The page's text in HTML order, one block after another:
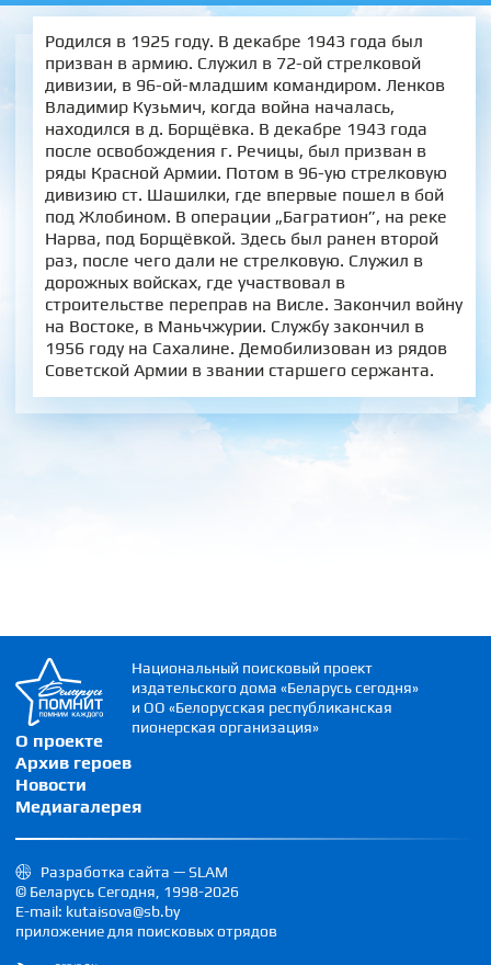
Родился в 1925 году. В декабре 1943 года был
призван в армию. Служил в 72-ой стрелковой
дивизии, в 96-ой-младшим командиром. Ленков
Владимир Кузьмич, когда война началась,
находился в д. Борщёвка. В декабре 1943 года
после освобождения г. Речицы, был призван в
ряды Красной Армии. Потом в 96-ую стрелковую
дивизию ст. Шашилки, где впервые пошел в бой
под Жлобином. В операции „Багратион”, на реке
Нарва, под Борщёвкой. Здесь был ранен второй
раз, после чего дали не стрелковую. Служил в
дорожных войсках, где участвовал в
строительстве переправ на Висле. Закончил войну
на Востоке, в Маньчжурии. Службу закончил в
1956 году на Сахалине. Демобилизован из рядов
Советской Армии в звании старшего сержанта.
О проекте
Архив героев
Новости
Медиагалерея
Национальный поисковый проект
издательского дома «Беларусь сегодня»
и ОО «Белорусская республиканская
пионерская организация»
Разработка сайта — SLAM
© Беларусь Сегодня, 1998-2026
E-mail: kutaisova@sb.by
приложение для поисковых отрядов